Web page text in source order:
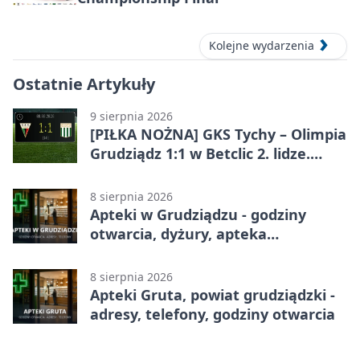
Kolejne wydarzenia
Ostatnie Artykuły
9 sierpnia 2026
[PIŁKA NOŻNA] GKS Tychy – Olimpia
Grudziądz 1:1 w Betclic 2. lidze.
8 sierpnia 2026
Apteki w Grudziądzu - godziny
otwarcia, dyżury, apteka
8 sierpnia 2026
Apteki Gruta, powiat grudziądzki -
adresy, telefony, godziny otwarcia